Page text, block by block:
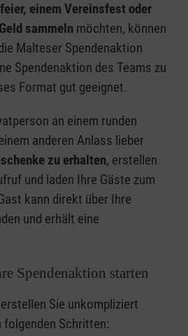
einem Vereinsfest oder
sammeln möchten, können
Malteser Spendenaktion
Spendenaktion des Teams zu
Format gut geeignet.
an einem runden
anderen Anlass lieber
zu erhalten, erstellen
und laden Ihre Gäste zum
kann direkt über Ihre
und erhält eine
Spendenaktion starten
Sie unkompliziert
Schritten: